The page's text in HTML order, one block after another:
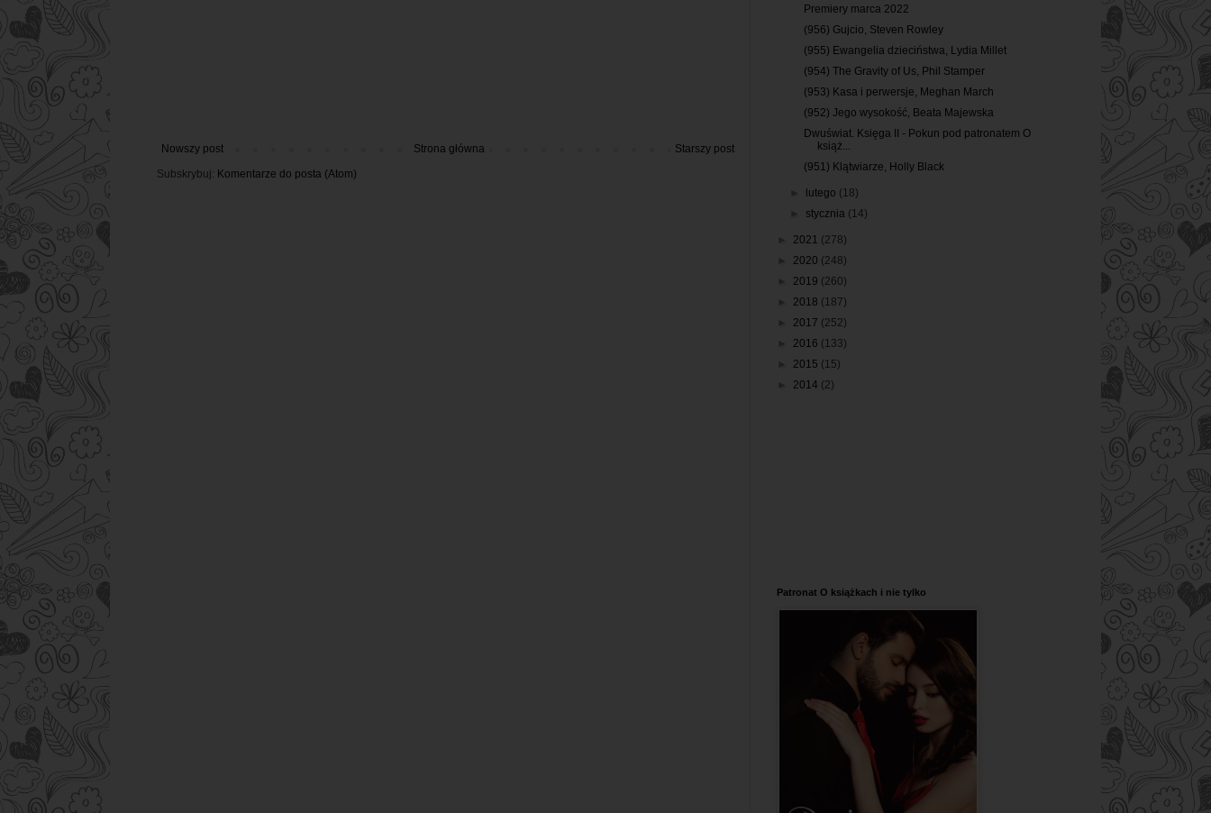
Nowszy post Starszy post
Strona główna
Subskrybuj: Komentarze do posta (Atom)
Premiery marca 2022
(956) Gujcio, Steven Rowley
(955) Ewangelia dzieciństwa, Lydia Millet
(954) The Gravity of Us, Phil Stamper
(953) Kasa i perwersje, Meghan March
(952) Jego wysokość, Beata Majewska
Dwuświat. Księga II - Pokun pod patronatem O
książ...
(951) Klątwiarze, Holly Black
lutego (18)
stycznia (14)
2021 (278)
2020 (248)
2019 (260)
2018 (187)
2017 (252)
2016 (133)
2015 (15)
2014 (2)
Patronat O książkach i nie tylko